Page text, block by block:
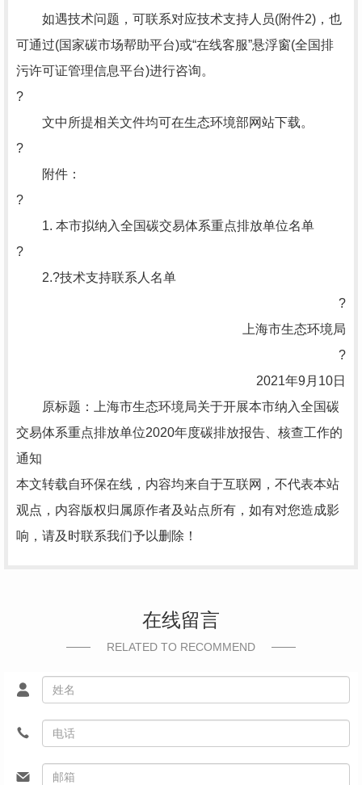
如遇技术问题，可联系对应技术支持人员(附件2)，也
可通过(国家碳市场帮助平台)或“在线客服”悬浮窗(全国排
污许可证管理信息平台)进行咨询。
?
文中所提相关文件均可在生态环境部网站下载。
?
附件：
?
1. 本市拟纳入全国碳交易体系重点排放单位名单
?
2.?技术支持联系人名单
?
上海市生态环境局
?
2021年9月10日
原标题：上海市生态环境局关于开展本市纳入全国碳
交易体系重点排放单位2020年度碳排放报告、核查工作的
通知
本文转载自环保在线，内容均来自于互联网，不代表本站
观点，内容版权归属原作者及站点所有，如有对您造成影
响，请及时联系我们予以删除！
在线留言
RELATED TO RECOMMEND